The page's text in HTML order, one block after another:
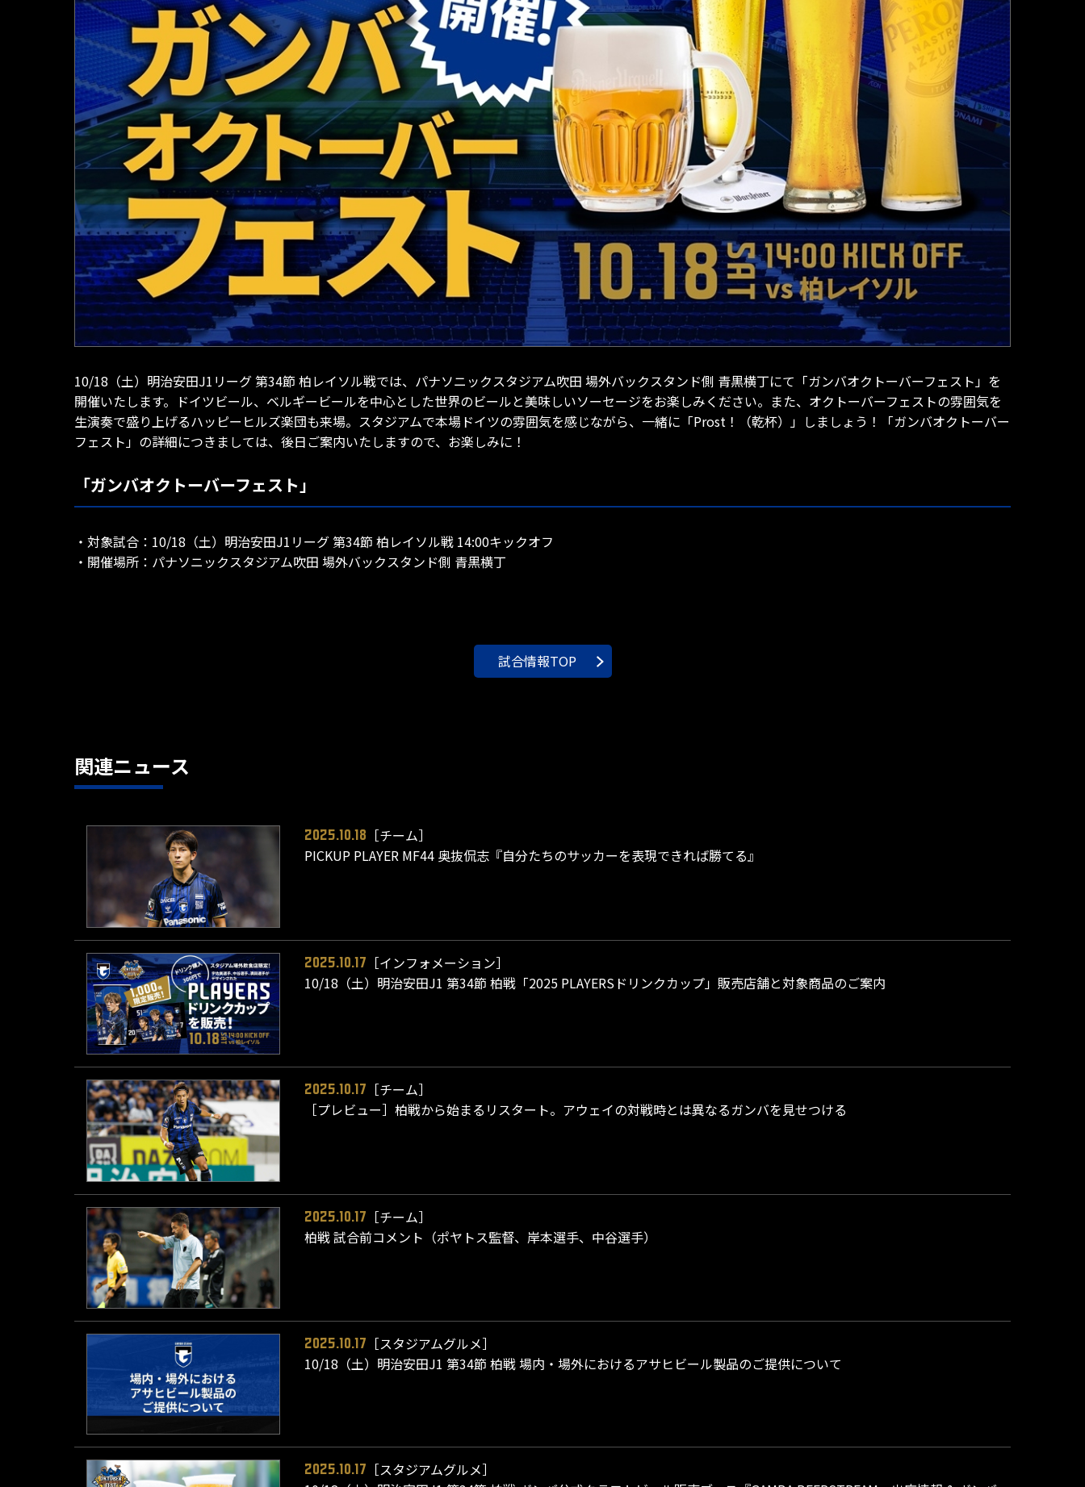
10/18（土）明治安田J1リーグ 第34節 柏レイソル戦では、パナソニックスタジアム吹田 場外バックスタンド側 青黒横丁にて「ガンバオクトーバーフェスト」を
開催いたします。ドイツビール、ベルギービールを中心とした世界のビールと美味しいソーセージをお楽しみください。また、オクトーバーフェストの雰囲気を
生演奏で盛り上げるハッピーヒルズ楽団も来場。スタジアムで本場ドイツの雰囲気を感じながら、一緒に「Prost！（乾杯）」しましょう！「ガンバオクトーバー
フェスト」の詳細につきましては、後日ご案内いたしますので、お楽しみに！
「ガンバオクトーバーフェスト」
・対象試合：10/18（土）明治安田J1リーグ 第34節 柏レイソル戦 14:00キックオフ
・開催場所：パナソニックスタジアム吹田 場外バックスタンド側 青黒横丁
試合情報TOP
関連ニュース
2025.10.18
［チーム］
PICKUP PLAYER MF44 奥抜侃志『自分たちのサッカーを表現できれば勝てる』
2025.10.17
［インフォメーション］
10/18（土）明治安田J1 第34節 柏戦「2025 PLAYERSドリンクカップ」販売店舗と対象商品のご案内
2025.10.17
［チーム］
［プレビュー］柏戦から始まるリスタート。アウェイの対戦時とは異なるガンバを見せつける
2025.10.17
［チーム］
柏戦 試合前コメント（ポヤトス監督、岸本選手、中谷選手）
2025.10.17
［スタジアムグルメ］
10/18（土）明治安田J1 第34節 柏戦 場内・場外におけるアサヒビール製品のご提供について
2025.10.17
［スタジアムグルメ］